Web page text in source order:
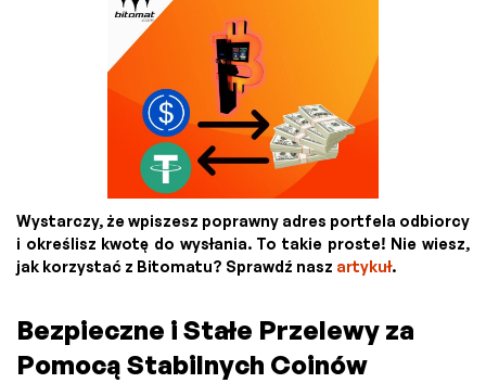
Wystarczy, że wpiszesz poprawny adres portfela odbiorcy
i określisz kwotę do wysłania. To takie proste! Nie wiesz,
jak korzystać z Bitomatu? Sprawdź nasz artykuł.
Bezpieczne i Stałe Przelewy za
Pomocą Stabilnych Coinów